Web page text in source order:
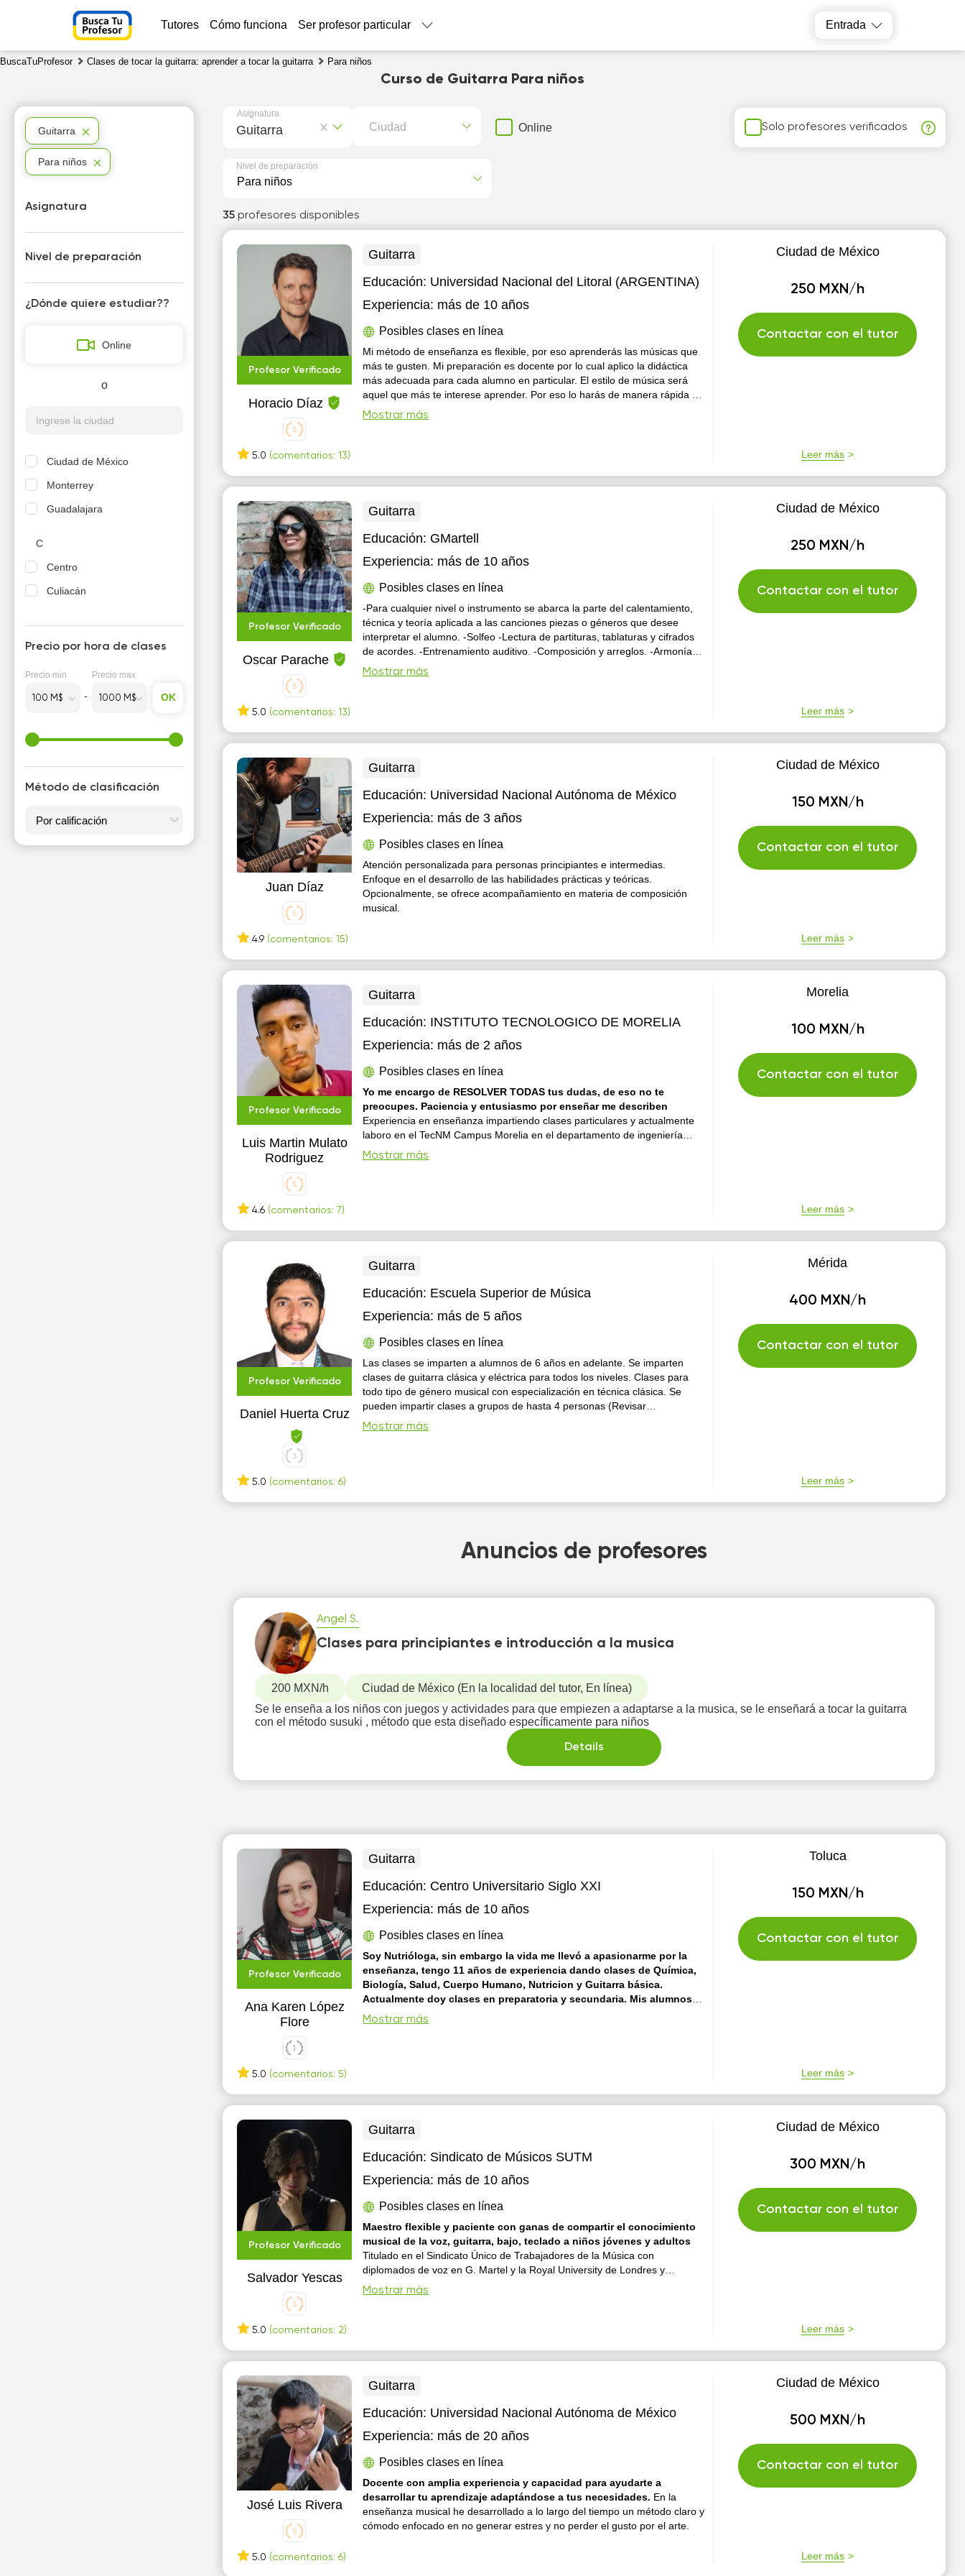
Tutores Cómo funciona Ser profesor particular Entrada
BuscaTuProfesor Clases de tocar la guitarra: aprender a tocar la guitarra Para niños
Curso de Guitarra Para niños
Asignatura
Guitarra Ciudad Online Solo profesores verificados
Nivel de preparación
35 profesores disponibles
Profesor Verificado
Horacio Díaz
5.0 (comentarios: 13)
Guitarra
Educación: Universidad Nacional del Litoral (ARGENTINA)
Experiencia: más de 10 años
Posibles clases en línea
Mi método de enseñanza es flexible, por eso aprenderás las músicas que
más te gusten. Mi preparación es docente por lo cual aplico la didáctica
más adecuada para cada alumno en particular. El estilo de música será
aquel que más te interese aprender. Por eso lo harás de manera rápida y
entretenida.
Mostrar más
Ciudad de México
250 MXN/h
Contactar con el tutor
Leer más
Profesor Verificado
Oscar Parache
5.0 (comentarios: 13)
Guitarra
Educación: GMartell
Experiencia: más de 10 años
Posibles clases en línea
-Para cualquier nivel o instrumento se abarca la parte del calentamiento,
técnica y teoría aplicada a las canciones piezas o géneros que desee
interpretar el alumno. -Solfeo -Lectura de partituras, tablaturas y cifrados
de acordes. -Entrenamiento auditivo. -Composición y arreglos. -Armonía
aplicada al instrumento. No importa la edad o el nivel, solo disposición y
muchas ganas de aprender.
Mostrar más
Ciudad de México
250 MXN/h
Contactar con el tutor
Leer más
Juan Díaz
4.9 (comentarios: 15)
Guitarra
Educación: Universidad Nacional Autónoma de México
Experiencia: más de 3 años
Posibles clases en línea
Atención personalizada para personas principiantes e intermedias.
Enfoque en el desarrollo de las habilidades prácticas y teóricas.
Opcionalmente, se ofrece acompañamiento en materia de composición
musical.
Ciudad de México
150 MXN/h
Contactar con el tutor
Leer más
Profesor Verificado
Luis Martin Mulato
Rodriguez
4.6 (comentarios: 7)
Guitarra
Educación: INSTITUTO TECNOLOGICO DE MORELIA
Experiencia: más de 2 años
Posibles clases en línea
Yo me encargo de RESOLVER TODAS tus dudas, de eso no te
preocupes. Paciencia y entusiasmo por enseñar me describen
Experiencia en enseñanza impartiendo clases particulares y actualmente
laboro en el TecNM Campus Morelia en el departamento de ingeniería
eléctrica
Mostrar más
Morelia
100 MXN/h
Contactar con el tutor
Leer más
Profesor Verificado
Daniel Huerta Cruz
5.0 (comentarios: 6)
Guitarra
Educación: Escuela Superior de Música
Experiencia: más de 5 años
Posibles clases en línea
Las clases se imparten a alumnos de 6 años en adelante. Se imparten
clases de guitarra clásica y eléctrica para todos los niveles. Clases para
todo tipo de género musical con especialización en técnica clásica. Se
pueden impartir clases a grupos de hasta 4 personas (Revisar
disponibilidad en línea o presencial).
Mostrar más
Mérida
400 MXN/h
Contactar con el tutor
Leer más
Anuncios de profesores
Angel S.
Clases para principiantes e introducción a la musica
200 MXN/h
Ciudad de México (En la localidad del tutor, En línea)
Se le enseña a los niños con juegos y actividades para que empiezen a adaptarse a la musica, se le enseñará a tocar la guitarra
con el método susuki , método que esta diseñado específicamente para niños
Details
Profesor Verificado
Ana Karen López
Flore
5.0 (comentarios: 5)
Guitarra
Educación: Centro Universitario Siglo XXI
Experiencia: más de 10 años
Posibles clases en línea
Soy Nutrióloga, sin embargo la vida me llevó a apasionarme por la
enseñanza, tengo 11 años de experiencia dando clases de Química,
Biología, Salud, Cuerpo Humano, Nutricion y Guitarra básica.
Actualmente doy clases en preparatoria y secundaria. Mis alumnos
dicen que les encantan mis clases porque les enseño de forma
práctica y sencilla.
Mostrar más
Toluca
150 MXN/h
Contactar con el tutor
Leer más
Profesor Verificado
Salvador Yescas
5.0 (comentarios: 2)
Guitarra
Educación: Sindicato de Músicos SUTM
Experiencia: más de 10 años
Posibles clases en línea
Maestro flexible y paciente con ganas de compartir el conocimiento
musical de la voz, guitarra, bajo, teclado a niños jóvenes y adultos
Titulado en el Sindicato Único de Trabajadores de la Música con
diplomados de voz en G. Martel y la Royal University de Londres y
Mostrar más
Ciudad de México
300 MXN/h
Contactar con el tutor
Leer más
José Luis Rivera
5.0 (comentarios: 6)
Guitarra
Educación: Universidad Nacional Autónoma de México
Experiencia: más de 20 años
Posibles clases en línea
Docente con amplia experiencia y capacidad para ayudarte a
desarrollar tu aprendizaje adaptándose a tus necesidades. En la
enseñanza musical he desarrollado a lo largo del tiempo un método claro y
cómodo enfocado en no generar estres y no perder el gusto por el arte.
Ciudad de México
500 MXN/h
Contactar con el tutor
Leer más
Guitarra
Para niños
Asignatura
Nivel de preparación
¿Dónde quiere estudiar??
Online
o
Ciudad de México
Monterrey
Guadalajara
C
Centro
Culiacán
G
Guanajuato
M
Mérida
Metepec, México
N
Nezahualcóyotl
Precio por hora de clases
Precio min Precio max
OK
Método de clasificación